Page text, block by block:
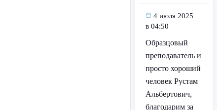
4 июля 2025
в 04:50
Образцовый
преподаватель и
просто хороший
человек Рустам
Альбертович,
благодарим за